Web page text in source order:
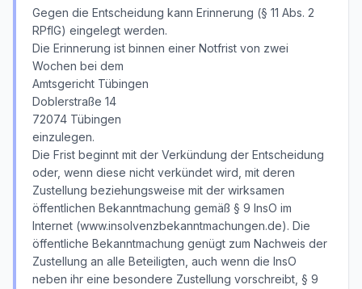
Gegen die Entscheidung kann Erinnerung (§ 11 Abs. 2
RPflG) eingelegt werden.
Die Erinnerung ist binnen einer Notfrist von zwei
Wochen bei dem
Amtsgericht Tübingen
Doblerstraße 14
72074 Tübingen
einzulegen.
Die Frist beginnt mit der Verkündung der Entscheidung
oder, wenn diese nicht verkündet wird, mit deren
Zustellung beziehungsweise mit der wirksamen
öffentlichen Bekanntmachung gemäß § 9 InsO im
Internet (www.insolvenzbekanntmachungen.de). Die
öffentliche Bekanntmachung genügt zum Nachweis der
Zustellung an alle Beteiligten, auch wenn die InsO
neben ihr eine besondere Zustellung vorschreibt, § 9